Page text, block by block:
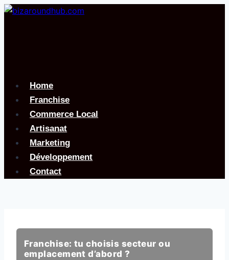
Aller
Home
Franchise
Commerce Local
Artisanat
Marketing
Développement
Contact
Franchise: tu choisis secteur ou
emplacement d’abord ?